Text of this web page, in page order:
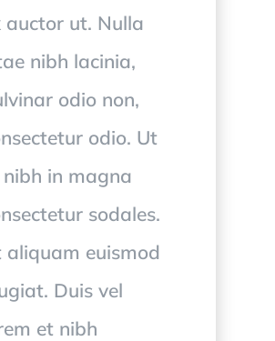
auctor ut. Nulla
nibh lacinia,
odio non,
odio. Ut
in magna
sodales.
aliquam euismod
Duis vel
et nibh